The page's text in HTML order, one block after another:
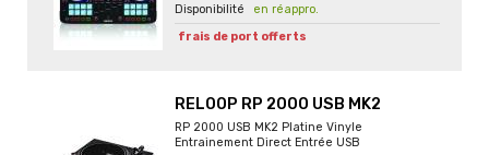
en réappro.
frais de port offerts
RELOOP RP 2000 USB MK2
RP 2000 USB MK2 Platine Vinyle
Entrainement Direct Entrée USB